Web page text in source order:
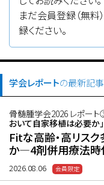
まだ会員登録（無
録ください。
学会レポートの最新記事
骨髄腫学会2026 レポー
おいて自家移植は必要か」
Fitな高齢・高リス
か―4剤併用療法時
2026.08.06